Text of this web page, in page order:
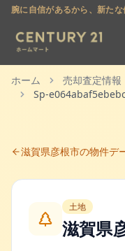
腕に自信があるから、新たな
ホーム 売却査定情報
Sp-
滋賀県彦根市の物件デ
土地
滋賀県